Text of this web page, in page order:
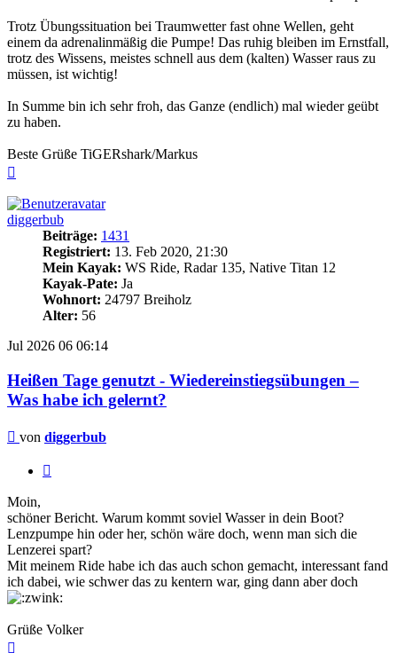
Trotz Übungssituation bei Traumwetter fast ohne Wellen, geht
einem da adrenalinmäßig die Pumpe! Das ruhig bleiben im Ernstfall,
trotz des Wissens, meistes schnell aus dem (kalten) Wasser raus zu
müssen, ist wichtig!
In Summe bin ich sehr froh, das Ganze (endlich) mal wieder geübt
zu haben.
Beste Grüße TiGERshark/Markus
diggerbub
Beiträge: 1431
Registriert: 13. Feb 2020, 21:30
Mein Kayak: WS Ride, Radar 135, Native Titan 12
Kayak-Pate: Ja
Wohnort: 24797 Breiholz
Alter: 56
Jul 2026 06 06:14
Heißen Tage genutzt - Wiedereinstiegsübungen –
Was habe ich gelernt?
Beitrag
von diggerbub
Moin,
schöner Bericht. Warum kommt soviel Wasser in dein Boot?
Lenzpumpe hin oder her, schön wäre doch, wenn man sich die
Lenzerei spart?
Mit meinem Ride habe ich das auch schon gemacht, interessant fand
ich dabei, wie schwer das zu kentern war, ging dann aber doch
Grüße Volker